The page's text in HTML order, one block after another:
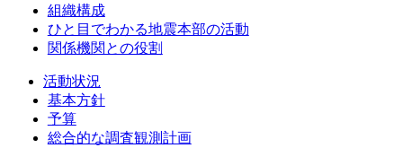
組織構成
ひと目でわかる地震本部の活動
関係機関との役割
活動状況
基本方針
予算
総合的な調査観測計画